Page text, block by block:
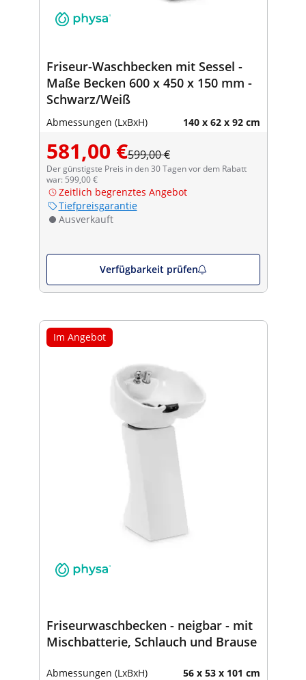
Friseur-Waschbecken mit Sessel -
Maße Becken 600 x 450 x 150 mm -
Schwarz/Weiß
Abmessungen (LxBxH) 140 x 62 x 92 cm
581,00 €599,00 €
Der günstigste Preis in den 30 Tagen vor dem Rabatt
war: 599,00 €
Zeitlich begrenztes Angebot
Tiefpreisgarantie
Ausverkauft
Verfügbarkeit prüfen
Im Angebot
Friseurwaschbecken - neigbar - mit
Mischbatterie, Schlauch und Brause
Abmessungen (LxBxH) 56 x 53 x 101 cm